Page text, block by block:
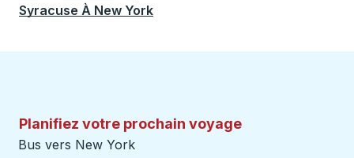
Syracuse À New York
Planifiez votre prochain voyage
Bus vers New York